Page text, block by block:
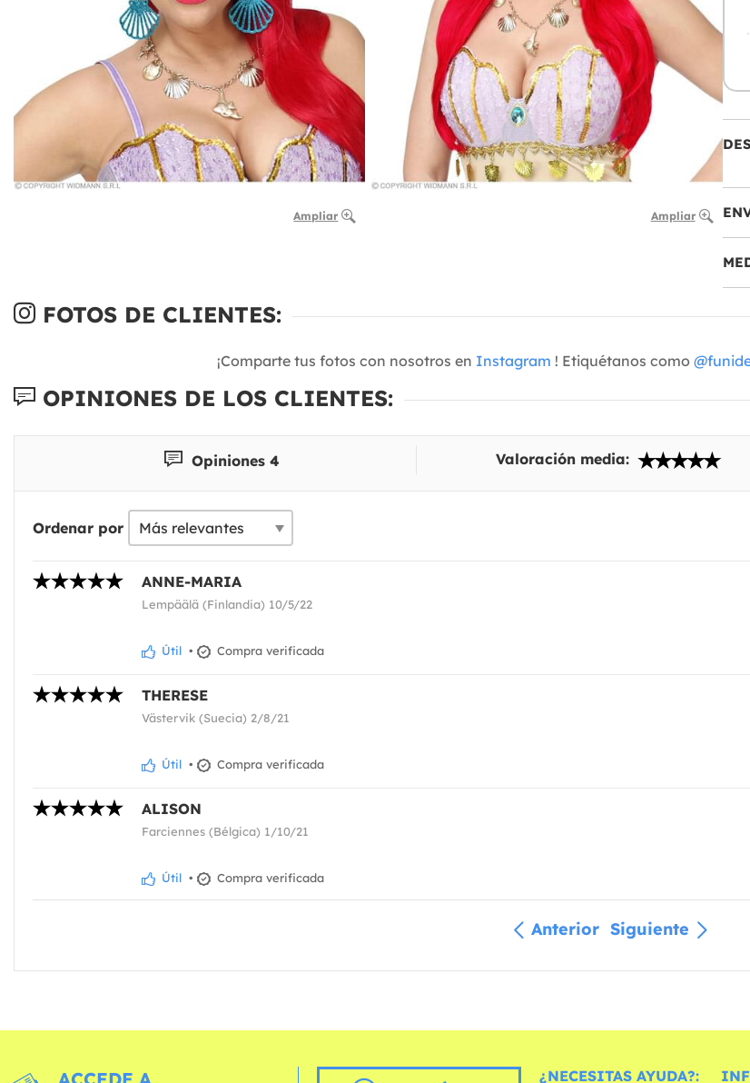
Ampliar Ampliar
FOTOS DE CLIENTES:
¡Comparte tus fotos con nosotros en Instagram ! Etiquétanos como
OPINIONES DE LOS CLIENTES:
Opiniones 4 Valoración media:
Ordenar por
ANNE-MARIA
Lempäälä (Finlandia) 10/5/22
Útil • Compra verificada
THERESE
Västervik (Suecia) 2/8/21
Útil • Compra verificada
ALISON
Farciennes (Bélgica) 1/10/21
Útil • Compra verificada
Anterior Siguiente
¿NECESITAS AYUDA?: